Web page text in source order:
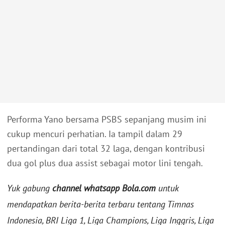
Performa Yano bersama PSBS sepanjang musim ini
cukup mencuri perhatian. Ia tampil dalam 29
pertandingan dari total 32 laga, dengan kontribusi
dua gol plus dua assist sebagai motor lini tengah.
Yuk gabung channel whatsapp Bola.com untuk
mendapatkan berita-berita terbaru tentang Timnas
Indonesia, BRI Liga 1, Liga Champions, Liga Inggris, Liga